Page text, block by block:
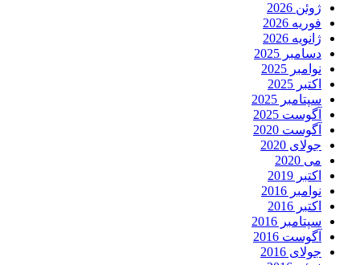
ژوئن 2026
فوریه 2026
ژانویه 2026
دسامبر 2025
نوامبر 2025
اکتبر 2025
سپتامبر 2025
آگوست 2025
آگوست 2020
جولای 2020
می 2020
اکتبر 2019
نوامبر 2016
اکتبر 2016
سپتامبر 2016
آگوست 2016
جولای 2016